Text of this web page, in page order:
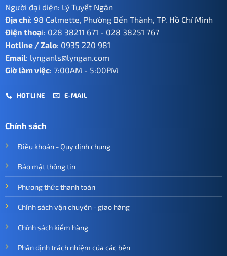
Người đại diện: Lý Tuyết Ngân
Địa chỉ: 98 Calmette, Phường Bến Thành, TP. Hồ Chí Minh
Điện thoại: 028 38211 671 - 028 38251 767
Hotline / Zalo: 0935 220 981
Email: lynganls@lyngan.com
Giờ làm việc: 7:00AM - 5:00PM
HOTLINE E-MAIL
Chính sách
Điều khoản - Quy định chung
Bảo mật thông tin
Phương thức thanh toán
Chính sách vận chuyển - giao hàng
Chính sách kiểm hàng
Phân định trách nhiệm của các bên